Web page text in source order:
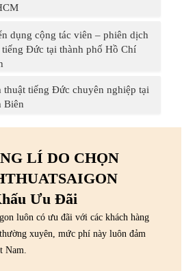
dụng cộng tác viên – phiên dịch
Đức tại thành phố Hồ Chí
thuật tiếng Đức chuyên nghiệp tại
Biên
LÍ DO CHỌN
Ưu Đãi
luôn có ưu đãi với các khách hàng
xuyên, mức phí này luôn đảm
Nam.